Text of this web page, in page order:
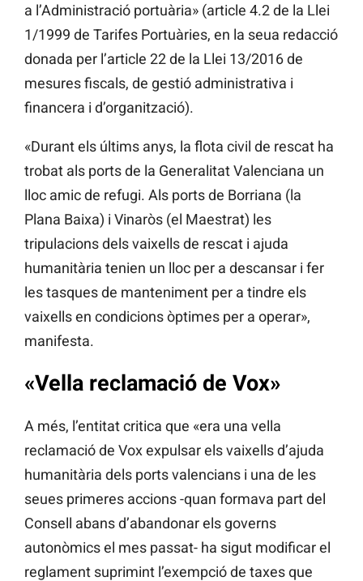
a l’Administració portuària» (article 4.2 de la Llei
1/1999 de Tarifes Portuàries, en la seua redacció
donada per l’article 22 de la Llei 13/2016 de
mesures fiscals, de gestió administrativa i
financera i d’organització).
«Durant els últims anys, la flota civil de rescat ha
trobat als ports de la Generalitat Valenciana un
lloc amic de refugi. Als ports de Borriana (la
Plana Baixa) i Vinaròs (el Maestrat) les
tripulacions dels vaixells de rescat i ajuda
humanitària tenien un lloc per a descansar i fer
les tasques de manteniment per a tindre els
vaixells en condicions òptimes per a operar»,
manifesta.
«Vella reclamació de Vox»
A més, l’entitat critica que «era una vella
reclamació de Vox expulsar els vaixells d’ajuda
humanitària dels ports valencians i una de les
seues primeres accions -quan formava part del
Consell abans d’abandonar els governs
autonòmics el mes passat- ha sigut modificar el
reglament suprimint l’exempció de taxes que